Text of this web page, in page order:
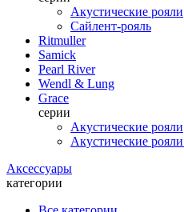
Акустические рояли
Сайлент-рояль
Ritmuller
Samick
Pearl River
Wendl & Lung
Grace
серии
Акустические рояли
Акустические
Аксессуары
категории